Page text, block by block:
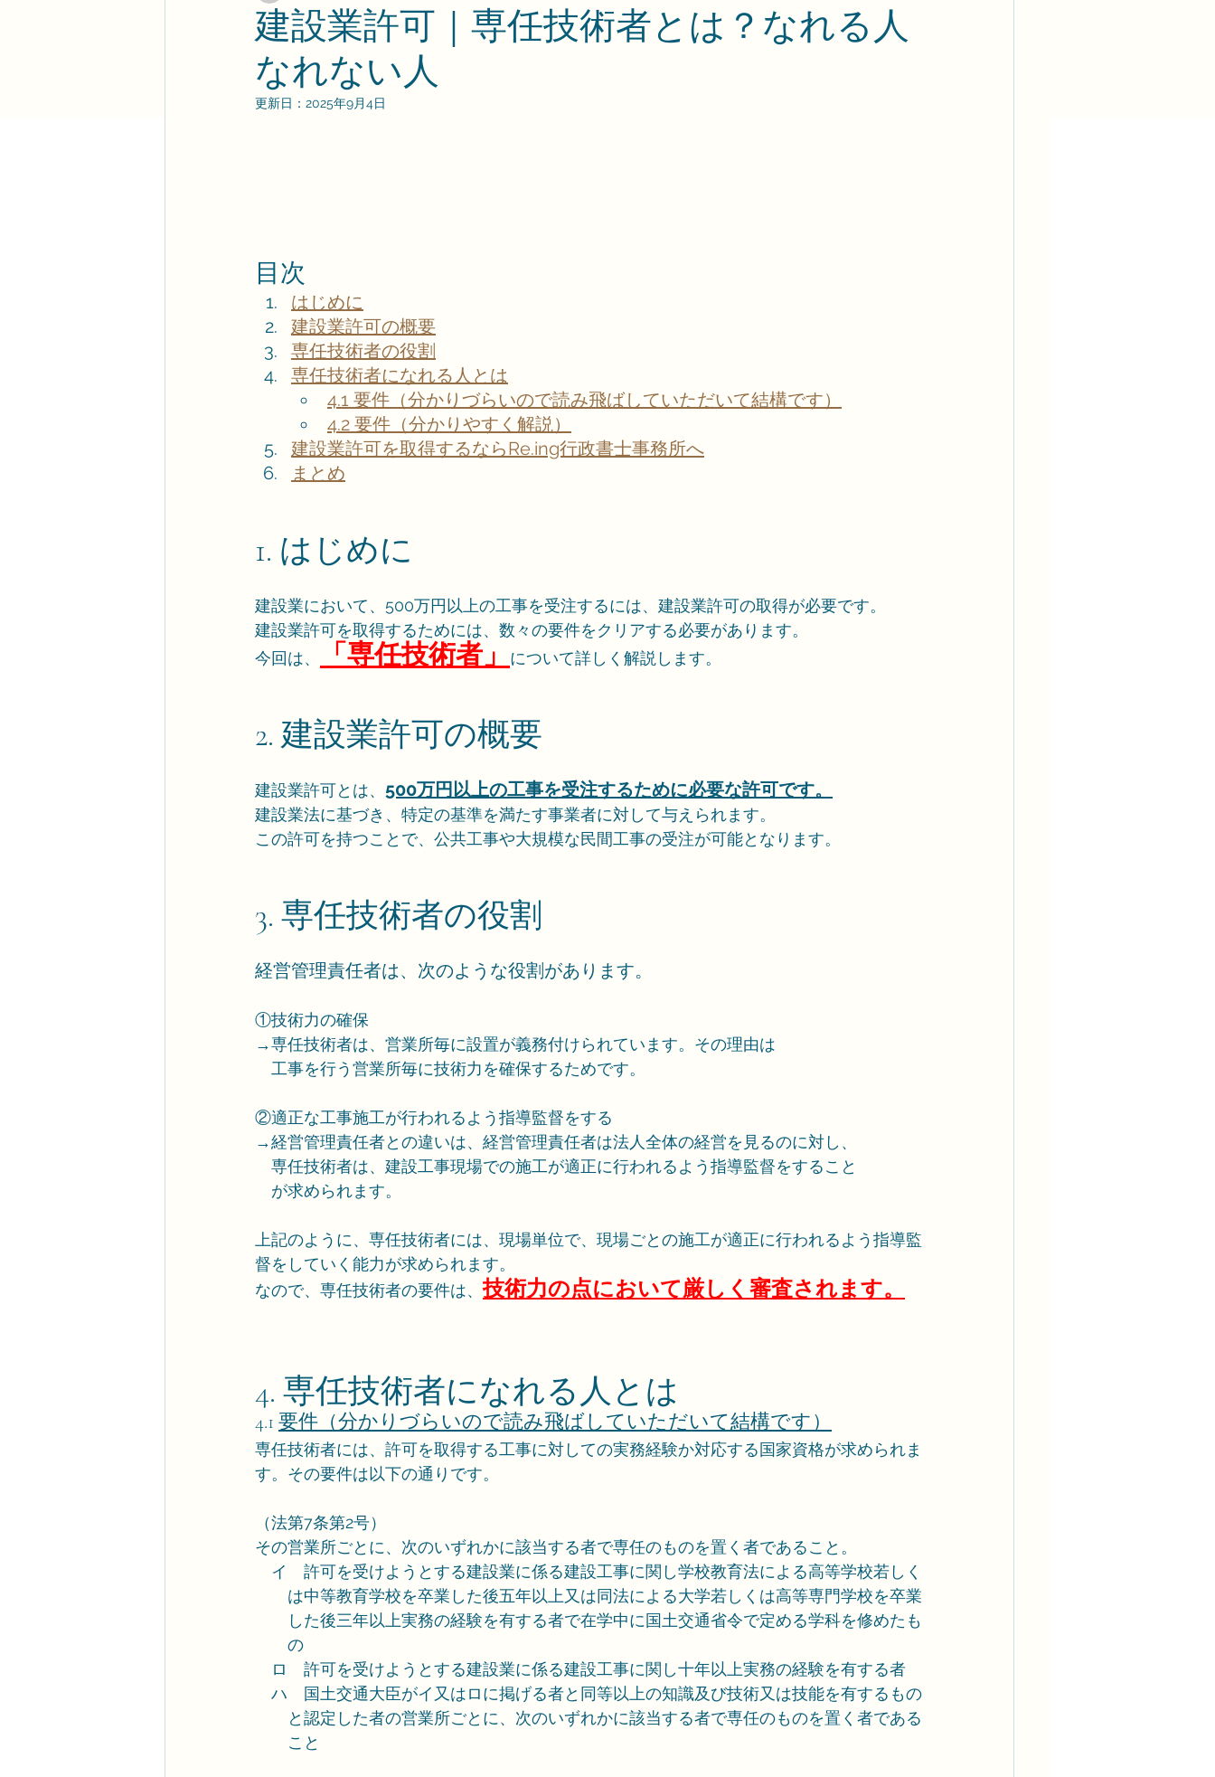
建設業許可｜専任技術者とは？なれる人
なれない人
更新日： 2025年9月4日
目次
はじめに
建設業許可の概要
専任技術者の役割
専任技術者になれる人とは
4.1 要件（分かりづらいので読み飛ばしていただいて結構です）
4.2 要件（分かりやすく解説）
建設業許可を取得するならRe.ing行政書士事務所へ
まとめ
1. はじめに
建設業において、500万円以上の工事を受注するには、建設業許可の取得が必要です。
建設業許可を取得するためには、数々の要件をクリアする必要があります。
今回は、
「専任技術者」 について詳しく解説します。
2. 建設業許可の概要
建設業許可とは、 500万円以上の工事を受注するために必要な許可です。
建設業法に基づき、特定の基準を満たす事業者に対して与えられます。
この許可を持つことで、公共工事や大規模な民間工事の受注が可能となります。
3. 専任技術者の役割
経営管理責任者は、次のような役割があります。
①技術力の確保
→専任技術者は、営業所毎に設置が義務付けられています。その理由は
工事を行う営業所毎に技術力を確保するためです。
②適正な工事施工が行われるよう指導監督をする
→経営管理責任者との違いは、経営管理責任者は法人全体の経営を見るのに対し、
専任技術者は、建設工事現場での施工が適正に行われるよう指導監督をすること
が求められます。
上記のように、専任技術者には、現場単位で、現場ごとの施工が適正に行われるよう指導監
督をしていく能力が求められます。
なので、専任技術者の要件は、技術力の点において厳しく審査されます。
4. 専任技術者になれる人とは
4.1 要件（分かりづらいので読み飛ばしていただいて結構です）
専任技術者には、許可を取得する工事に対しての実務経験か対応する国家資格が求められま
す。その要件は以下の通りです。
（法第7条第2号）
その営業所ごとに、次のいずれかに該当する者で専任のものを置く者であること。
イ　許可を受けようとする建設業に係る建設工事に関し学校教育法による高等学校若しく
は中等教育学校を卒業した後五年以上又は同法による大学若しくは高等専門学校を卒業
した後三年以上実務の経験を有する者で在学中に国土交通省令で定める学科を修めたも
の
ロ　許可を受けようとする建設業に係る建設工事に関し十年以上実務の経験を有する者
ハ　国土交通大臣がイ又はロに掲げる者と同等以上の知識及び技術又は技能を有するもの
と認定した者の営業所ごとに、次のいずれかに該当する者で専任のものを置く者である
こと